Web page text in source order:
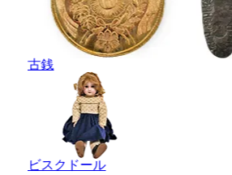
古銭
ビスクドール